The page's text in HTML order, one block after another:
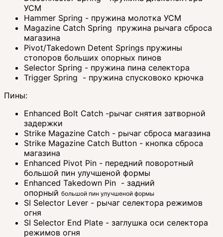
УСМ
Hammer Spring - пружина молотка УСМ
Magazine Catch Spring пружина рычага сброса
магазина
Pivot/Takedown Detent Springs пружины
стопоров больших опорных пинов
Selector Spring - пружина пина селектора
Trigger Spring - пружина спусковоко крючка
Пины:
Enhanced Bolt Catch -рычаг снятия затворной
задержки
Strike Magazine Catch - рычаг сброса магазина
Strike Magazine Catch Button - кнопка сброса
магазина
Enhanced Pivot Pin - передний поворотный
большой пин улучшеной формы
Enhanced Takedown Pin - задний
опорный большой пин улучшеной формы
SI Selector Lever - рычаг селектора режимов
огня
SI Selector End Plate - заглушка оси селектора
режимов огня